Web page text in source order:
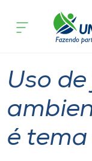
Cursos
Atendimento ao
acontece
Uso
é